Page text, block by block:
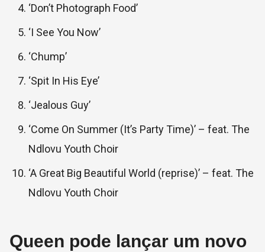
‘Don’t Photograph Food’
‘I See You Now’
‘Chump’
‘Spit In His Eye’
‘Jealous Guy’
‘Come On Summer (It’s Party Time)’ – feat. The
Ndlovu Youth Choir
‘A Great Big Beautiful World (reprise)’ – feat. The
Ndlovu Youth Choir
Queen pode lançar um novo